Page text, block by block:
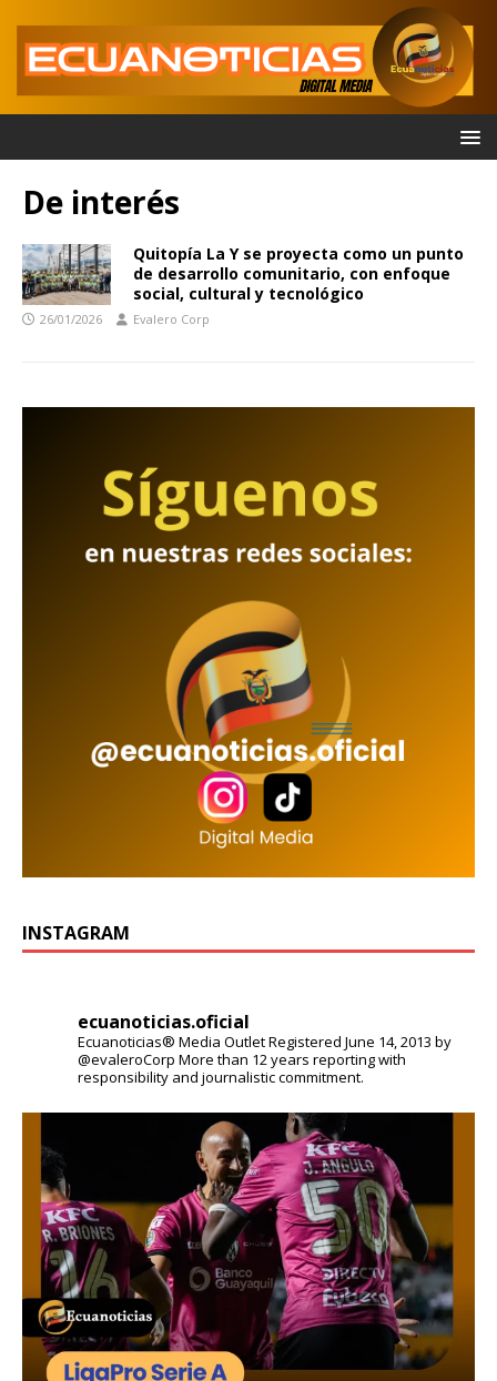
De interés
Quitopía La Y se proyecta como un punto
de desarrollo comunitario, con enfoque
social, cultural y tecnológico
26/01/2026 Evalero Corp
INSTAGRAM
ecuanoticias.oficial
Ecuanoticias® Media OutletRegistered June 14, 2013 by
@evaleroCorp More than 12 years reporting with
responsibility and journalistic commitment.